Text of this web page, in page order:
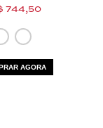
744,50
AGORA